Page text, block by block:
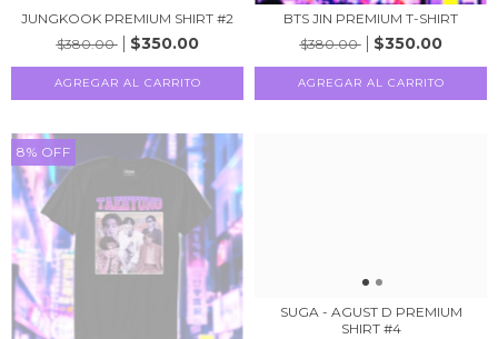
JUNGKOOK PREMIUM SHIRT #2
$380.00
$350.00
AGREGAR AL CARRITO
BTS JIN PREMIUM T-SHIRT
$380.00
$350.00
AGREGAR AL CARRITO
8% OFF
SUGA - AGUST D PREMIUM
SHIRT #4